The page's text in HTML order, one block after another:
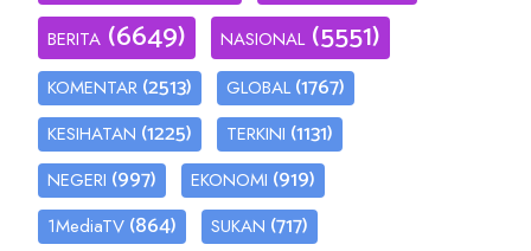
BERITA (6649) NASIONAL (5551)
KOMENTAR (2513) GLOBAL (1767)
KESIHATAN (1225) TERKINI (1131)
NEGERI (997) EKONOMI (919)
1MediaTV (864) SUKAN (717)